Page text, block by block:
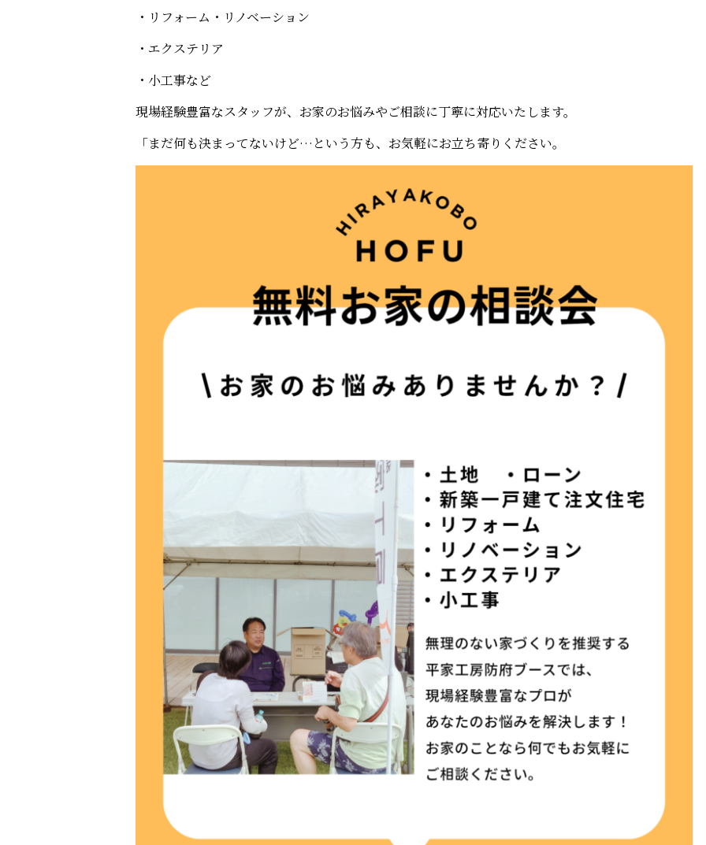
・リフォーム・リノベーション
・エクステリア
・小工事など
現場経験豊富なスタッフが、お家のお悩みやご相談に丁寧に対応いたします。
「まだ何も決まってないけど…という方も、お気軽にお立ち寄りください。